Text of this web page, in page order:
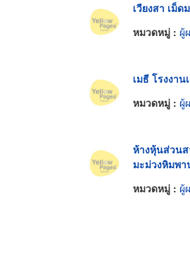
เวียงสา เม็
หมวดหมู่ : ผู้
เมธี โรงงา
หมวดหมู่ : ผู้
ห้างหุ้นส่วน
มะม่วงหิมพ
หมวดหมู่ : ผู้